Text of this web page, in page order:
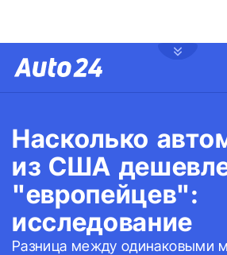
Насколько
из США
"европейцев":
исследование
Разница между одинаковыми